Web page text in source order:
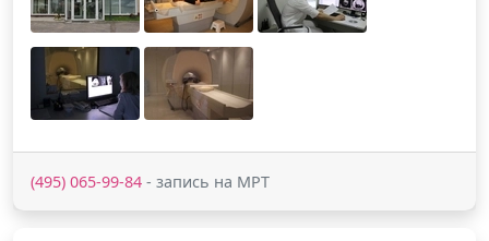
(495) 065-99-84 - запись на МРТ